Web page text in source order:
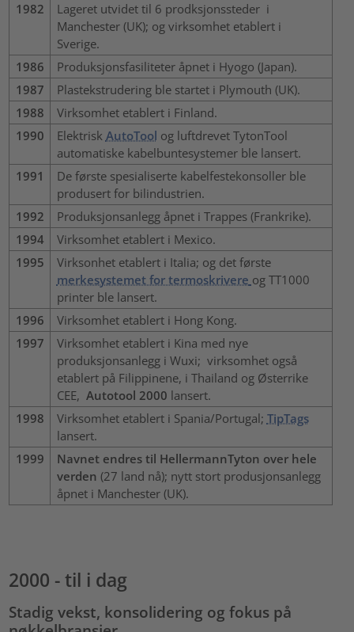
1982
Lageret utvidet til 6 prodksjonssteder i
Manchester (UK); og virksomhet etablert i
Sverige.
1986
Produksjonsfasiliteter åpnet i Hyogo (Japan).
1987
Plastekstrudering ble startet i Plymouth (UK).
1988
Virksomhet etablert i Finland.
1990
Elektrisk AutoTool og luftdrevet TytonTool
automatiske kabelbuntesystemer ble lansert.
1991
De første spesialiserte kabelfestekonsoller ble
produsert for bilindustrien.
1992
Produksjonsanlegg åpnet i Trappes (Frankrike).
1994
Virksomhet etablert i Mexico.
1995
Virksonhet etablert i Italia; og det første
merkesystemet for termoskrivere og TT1000
printer ble lansert.
1996
Virksomhet etablert i Hong Kong.
1997
Virksomhet etablert i Kina med nye
produksjonsanlegg i Wuxi; virksomhet også
etablert på Filippinene, i Thailand og Østerrike
CEE, Autotool 2000 lansert.
1998
Virksomhet etablert i Spania/Portugal; TipTags
lansert.
1999
Navnet endres til HellermannTyton over hele
verden (27 land nå); nytt stort produsjonsanlegg
åpnet i Manchester (UK).
2000 - til i dag
Stadig vekst, konsolidering og fokus på